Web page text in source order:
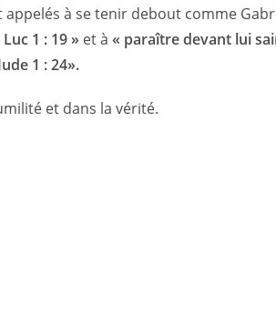
appelés à se tenir debout comme
1 : 19 » et à « paraître devant lui
1 : 24».
et dans la vérité.